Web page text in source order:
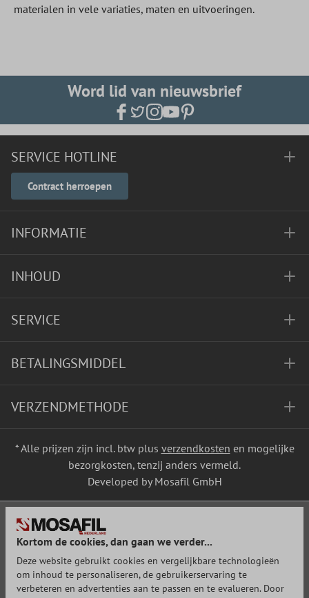
materialen in vele variaties, maten en uitvoeringen.
Word lid van nieuwsbrief
SERVICE HOTLINE
Contract herroepen
INFORMATIE
INHOUD
SERVICE
BETALINGSMIDDEL
VERZENDMETHODE
* Alle prijzen zijn incl. btw plus verzendkosten en mogelijke
bezorgkosten, tenzij anders vermeld.
Developed by Mosafil GmbH
Kortom de cookies, dan gaan we verder...
Deze website gebruikt cookies en vergelijkbare technologieën
om inhoud te personaliseren, de gebruikerservaring te
verbeteren en advertenties aan te passen en te evalueren. Door